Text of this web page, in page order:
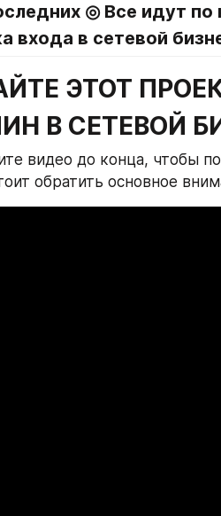
◎ Все идут по
входа в сетевой
ЭТОТ
В СЕТЕВОЙ
видео до конца, чтобы
обратить основное